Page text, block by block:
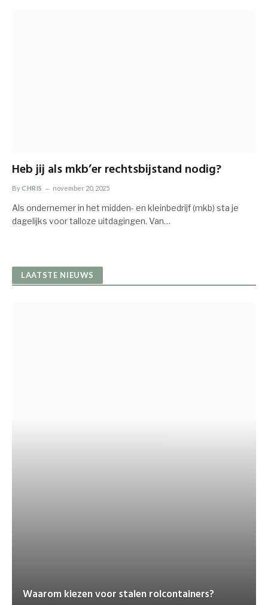
Heb jij als mkb’er rechtsbijstand nodig?
ByCHRIS november 20, 2025
Als ondernemer in het midden- en kleinbedrijf (mkb) sta je
dagelijks voor talloze uitdagingen. Van…
LAATSTE NIEUWS
Waarom kiezen voor stalen rolcontainers?